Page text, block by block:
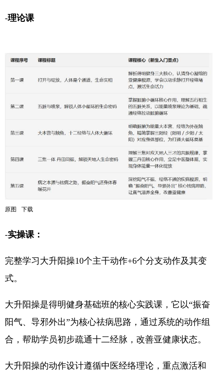
-理论课
原图 下载
-实操课：
完整学习大升阳操10个主干动作+6个分支动作及其变
式。
大升阳操是得明健身基础班的核心实践课，它以“振奋
阳气、导邪外出”为核心祛病思路，通过系统的动作组
合，帮助学员初步疏通十二经脉，改善亚健康状态。
大升阳操的动作设计遵循中医经络理论，重点激活和